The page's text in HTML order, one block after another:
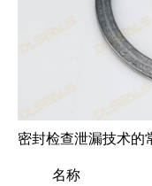
密封检查泄漏技术的
名称